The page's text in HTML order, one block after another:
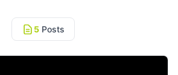
5Posts